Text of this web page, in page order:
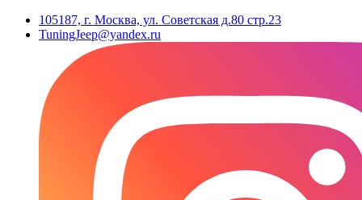
105187, г. Москва, ул. Советская д.80 стр.23
TuningJeep@yandex.ru